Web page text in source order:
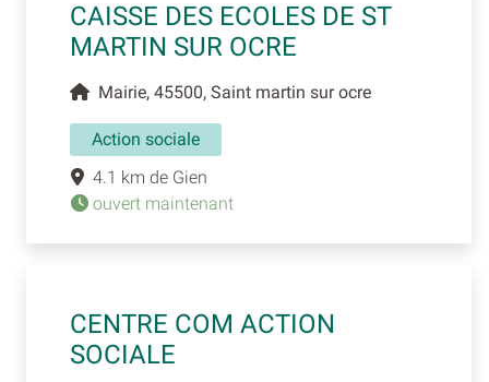
CAISSE DES ECOLES DE ST
MARTIN SUR OCRE
Mairie, 45500, Saint martin sur ocre
Action sociale
4.1 km de Gien
ouvert maintenant
CENTRE COM ACTION
SOCIALE